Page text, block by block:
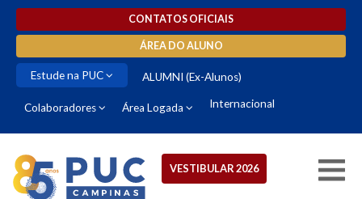
CONTATOS OFICIAIS
ÁREA DO ALUNO
Estude na PUC ALUMNI (Ex-Alunos)
Colaboradores Área Logada Internacional
VESTIBULAR 2026